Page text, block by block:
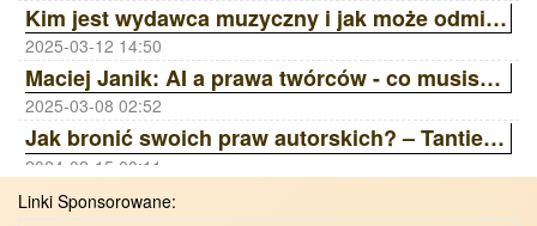
Kim jest wydawca muzyczny i jak może odmienić Twoją karierę? | Ania Laskowska Sony Music Publishing ZAiKS Akademia
2025-03-12 14:50
Maciej Janik: AI a prawa twórców - co musisz wiedzieć? Wywiad z prawnikiem | ZAiKS Akademia
2025-03-08 02:52
Jak bronić swoich praw autorskich? – Tantiemy, Licencje, Ai | ZAiKS Akademia
2024-02-15 00:11
Linki Sponsorowane: